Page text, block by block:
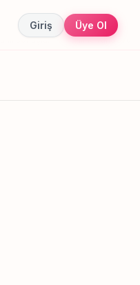
Giriş Üye Ol
sonuçlar Online randevu